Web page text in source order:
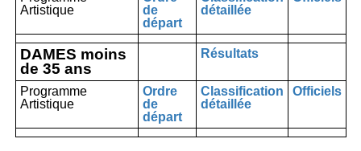
Artistique
de
départ
détaillée
DAMES moins
de 35 ans
Résultats
Programme
Artistique
Ordre
de
départ
Classification
détaillée
Officiels